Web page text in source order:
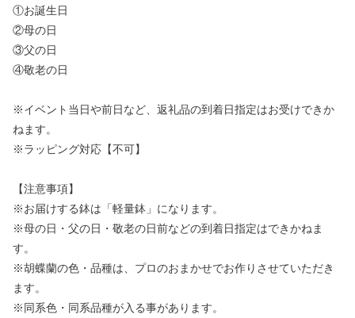
①お誕生日
②母の日
③父の日
④敬老の日
※イベント当日や前日など、返礼品の到着日指定はお受けできか
ねます。
※ラッピング対応【不可】
【注意事項】
※お届けする鉢は「軽量鉢」になります。
※母の日・父の日・敬老の日前などの到着日指定はできかねま
す。
※胡蝶蘭の色・品種は、プロのおまかせでお作りさせていただき
ます。
※同系色・同系品種が入る事があります。